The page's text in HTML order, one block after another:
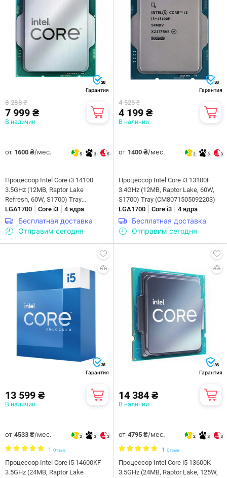
36
Гарантия
8 288 ₴
7 999 ₴
В наличии
от 1600 ₴/мес. 5 3 5
Процессор Intel Core i3 14100
3.5GHz (12MB, Raptor Lake
Refresh, 60W, S1700) Tray
(CM8071505092206)
LGA1700 Core i3 4 ядра
Бесплатная доставка
Отправим сегодня
36
Гарантия
4 525 ₴
4 199 ₴
В наличии
от 1400 ₴/мес. 2 3 3
Процессор Intel Core i3 13100F
3.4GHz (12MB, Raptor Lake, 60W,
S1700) Tray (CM8071505092203)
LGA1700
Core i3 4 ядра
Бесплатная доставка
Отправим сегодня
36
Гарантия
13 599 ₴
В наличии
от 4533 ₴/мес. 2 3 3
1 Отзыв
Процессор Intel Core i5 14600KF
3.5GHz (24MB, Raptor Lake
36
Гарантия
14 384 ₴
В наличии
от 4795 ₴/мес. 2 3 3
1 Отзыв
Процессор Intel Core i5 13600K
3.5GHz (24MB, Raptor Lake, 125W,